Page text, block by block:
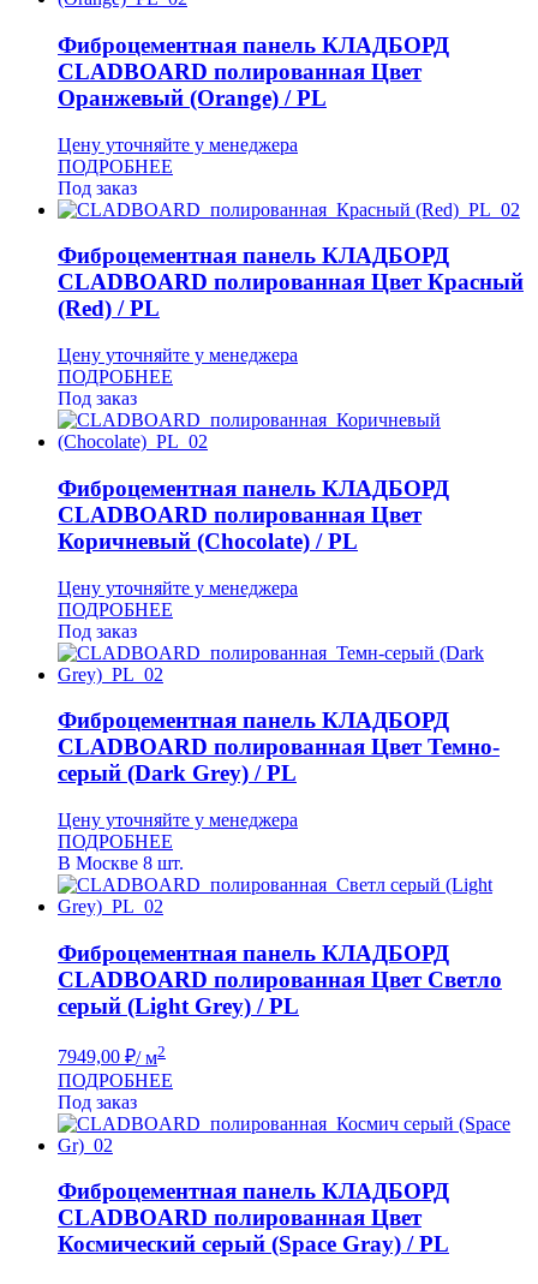
Фиброцементная панель КЛАДБОРД
CLADBOARD полированная Цвет
Оранжевый (Orange) / PL
Цену уточняйте у менеджера
ПОДРОБНЕЕ
Под заказ
Фиброцементная панель КЛАДБОРД
CLADBOARD полированная Цвет Красный
(Red) / PL
Цену уточняйте у менеджера
ПОДРОБНЕЕ
Под заказ
Фиброцементная панель КЛАДБОРД
CLADBOARD полированная Цвет
Коричневый (Chocolate) / PL
Цену уточняйте у менеджера
ПОДРОБНЕЕ
Под заказ
Фиброцементная панель КЛАДБОРД
CLADBOARD полированная Цвет Темно-
серый (Dark Grey) / PL
Цену уточняйте у менеджера
ПОДРОБНЕЕ
В Москве 8 шт.
Фиброцементная панель КЛАДБОРД
CLADBOARD полированная Цвет Светло
серый (Light Grey) / PL
7949,00 ₽/ м2
ПОДРОБНЕЕ
Под заказ
Фиброцементная панель КЛАДБОРД
CLADBOARD полированная Цвет
Космический серый (Space Gray) / PL